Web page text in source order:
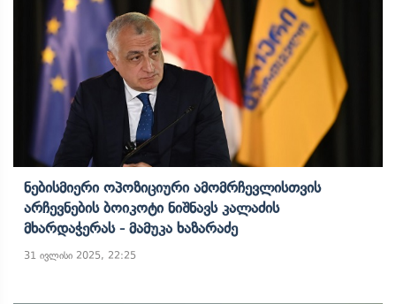
Ნებისმიერი Ოპოზიციური Ამომრჩევლისთვის
Არჩევნების Ბოიკოტი Ნიშნავს Კალაძის
Მხარდაჭერას - Მამუკა Ხაზარაძე
31 ივლისი 2025, 22:25